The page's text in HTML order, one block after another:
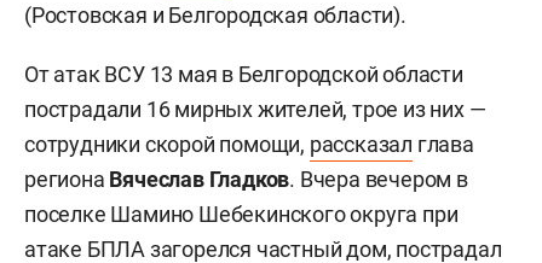
(Ростовская и Белгородская области).
От атак ВСУ 13 мая в Белгородской области
пострадали 16 мирных жителей, трое из них —
сотрудники скорой помощи, рассказал глава
региона Вячеслав Гладков. Вчера вечером в
поселке Шамино Шебекинского округа при
атаке БПЛА загорелся частный дом, пострадал